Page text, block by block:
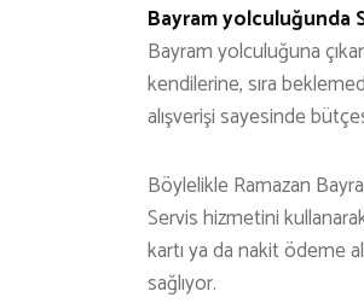
Bayram yolculuğunda
Bayram yolculuğuna
kendilerine, sıra
alışverişi sayesinde
Böylelikle Ramazan
Servis hizmetini
kartı ya da nakit ödeme
sağlıyor.